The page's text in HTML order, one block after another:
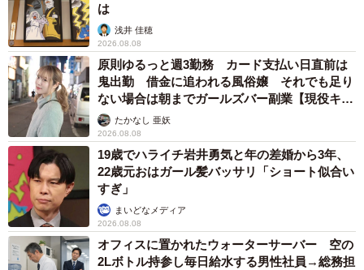
8/11
は
浅井 佳穂
2026.08.08
原則ゆるっと週3勤務 カード支払い日直前は
鬼出勤 借金に追われる風俗嬢 それでも足り
ない場合は朝までガールズバー副業【現役キャ
ストに取材】
たかなし 亜妖
2026.08.08
19歳でハライチ岩井勇気と年の差婚から3年、
22歳元おはガール髪バッサリ「ショート似合い
すぎ」
まいどなメディア
2026.08.08
オフィスに置かれたウォーターサーバー 空の
2Lボトル持参し毎日給水する男性社員→総務担